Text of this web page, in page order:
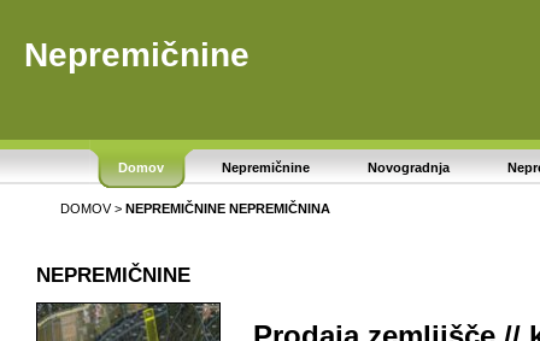
Nepremičnine
Domov Nepremičnine Novogradnja
DOMOV> NEPREMIČNINE NEPREMIČNINA
NEPREMIČNINE